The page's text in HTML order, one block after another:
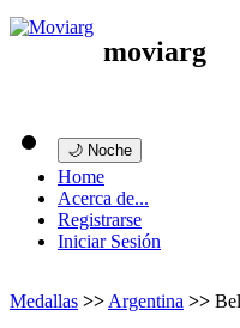
moviarg
🌙 Noche
Home
Acerca de...
Registrarse
Iniciar Sesión
Medallas >> Argentina >>